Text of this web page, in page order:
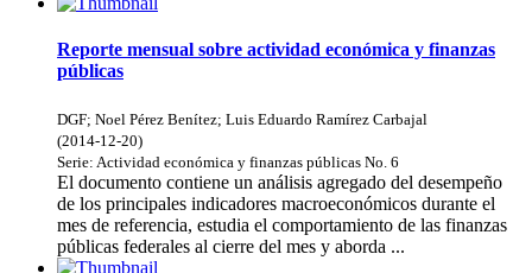
Reporte mensual sobre actividad económica y finanzas
públicas
DGF; Noel Pérez Benítez; Luis Eduardo Ramírez Carbajal
(2014-12-20)
Serie: Actividad económica y finanzas públicas No. 6
El documento contiene un análisis agregado del desempeño
de los principales indicadores macroeconómicos durante el
mes de referencia, estudia el comportamiento de las finanzas
públicas federales al cierre del mes y aborda ...